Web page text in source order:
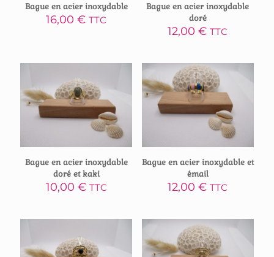
Bague en acier inoxydable
16,00€ TTC
Bague en acier inoxydable
doré
12,00€ TTC
Bague en acier inoxydable
doré et kaki
10,00 € TTC
Bague en acier inoxydable et
émail
12,00€ TTC